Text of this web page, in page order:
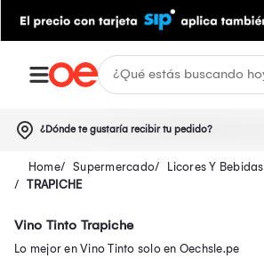
¿Dónde te gustaría recibir tu pedido?
Supermercado Licores Y Bebidas
TRAPICHE
Vino Tinto Trapiche
Lo mejor en Vino Tinto solo en Oechsle.pe